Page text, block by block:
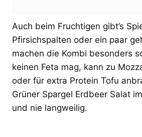
Auch beim Fruchtigen gibt’s
Pfirsichspalten oder ein paar
machen die Kombi besonders
keinen Feta mag, kann zu
oder für extra Protein Tofu
Grüner Spargel Erdbeer Salat
und nie langweilig.